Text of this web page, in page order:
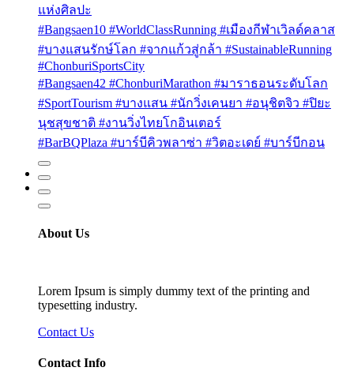
แห่งศิลปะ
#Bangsaen10 #WorldClassRunning #เมืองกีฬาเวิลด์คลาส
#บางแสนรักษ์โลก #จากแก้วสู่กล้า #SustainableRunning
#ChonburiSportsCity
#Bangsaen42 #ChonburiMarathon #มาราธอนระดับโลก
#SportTourism #บางแสน #นักวิ่งเคนยา #อนุชิตจิว #ปิยะ
นุชสุขชาติ #งานวิ่งไทยโกอินเตอร์
#BarBQPlaza #บาร์บีคิวพลาซ่า #วิตอะเดย์ #บาร์บีกอน
About Us
Lorem Ipsum is simply dummy text of the printing and
typesetting industry.
Contact Us
Contact Info